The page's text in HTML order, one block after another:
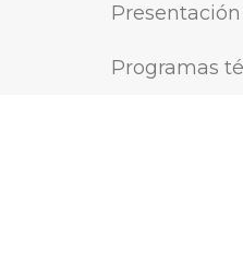
MAIN
Presentación
Programas